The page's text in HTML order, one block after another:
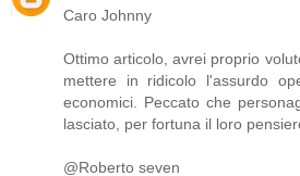
Caro Johnny
Ottimo articolo, avrei proprio
mettere in ridicolo l'assurdo
economici. Peccato che
lasciato, per fortuna il loro
@Roberto seven